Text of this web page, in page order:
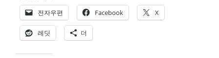
전자우편 Facebook X
레딧 더